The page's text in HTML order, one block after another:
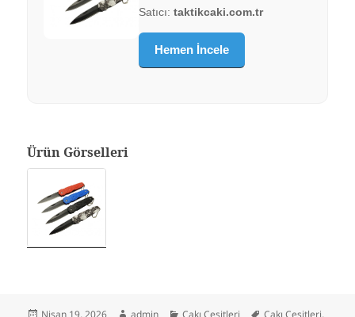
Satıcı:taktikcaki.com.tr
Hemen İncele
Ürün Görselleri
Yayın
Yazar Kategoriler Etiketler